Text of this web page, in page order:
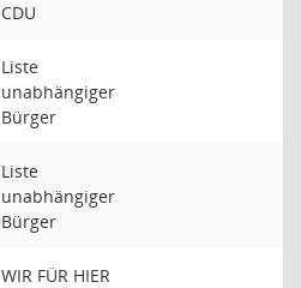
CDU
Liste
unabhängiger
Bürger
Liste
unabhängiger
Bürger
WIR FÜR HIER